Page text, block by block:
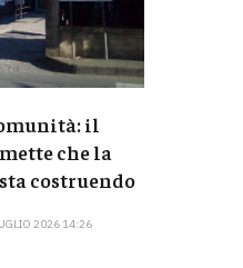
il
che la
costruendo
2026 14:26